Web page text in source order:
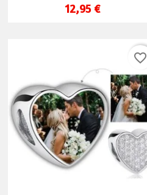
12,95 €
favorite_border